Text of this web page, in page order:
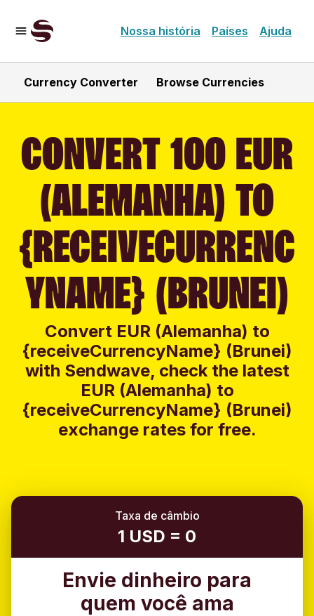
Nossa história Países Ajuda
Currency Converter Browse Currencies
CONVERT 100 EUR
(ALEMANHA) TO
{RECEIVECURRENC
YNAME} (BRUNEI)
Convert EUR (Alemanha) to
{receiveCurrencyName} (Brunei)
with Sendwave, check the latest
EUR (Alemanha) to
{receiveCurrencyName} (Brunei)
exchange rates for free.
Taxa de câmbio
1 USD = 0
Envie dinheiro para
quem você ama